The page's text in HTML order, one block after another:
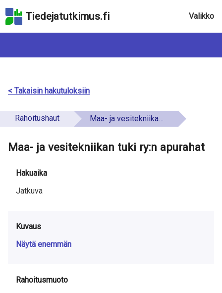
hakukenttään
Tiedejatutkimus.fi Valikko
< Takaisin hakutuloksiin
Rahoitushaut Maa- ja vesitekniikan tuki ry:n apurahat
Maa- ja vesitekniikan tuki ry:n apurahat
Hakuaika
Jatkuva
Kuvaus
Näytä enemmän
Rahoitusmuoto